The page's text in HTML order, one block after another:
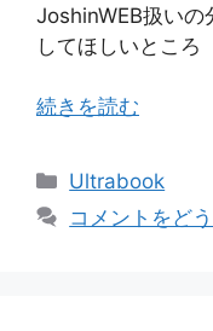
JoshinWEB扱い
してほしいところ
続きを読む
カ
テ
Ultrabook
コメントをど